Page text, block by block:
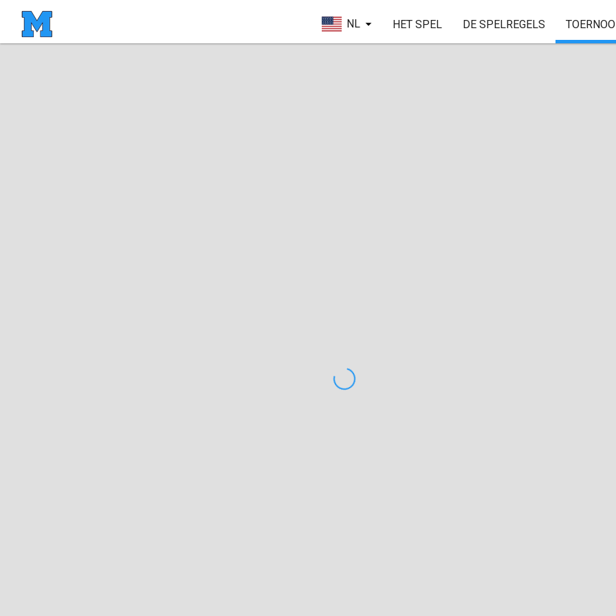
NL HET SPEL DE SPELREGELS